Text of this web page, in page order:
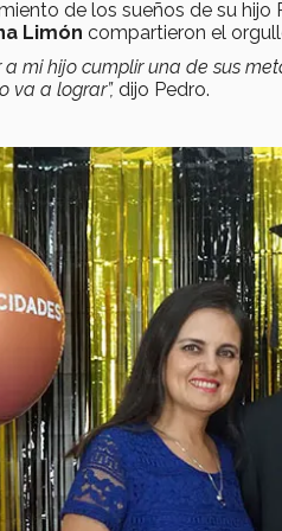
de los sueños de su hijo
Limón compartieron el
a mi hijo cumplir una de sus
va a lograr”, dijo Pedro.